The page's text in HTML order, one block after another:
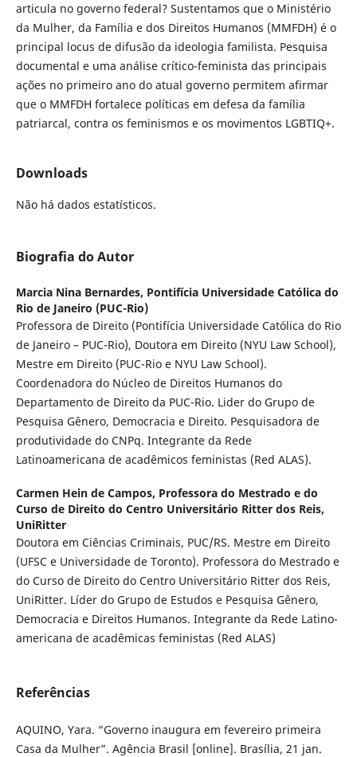
articula no governo federal? Sustentamos que o Ministério
da Mulher, da Família e dos Direitos Humanos (MMFDH) é o
principal locus de difusão da ideologia familista. Pesquisa
documental e uma análise crítico-feminista das principais
ações no primeiro ano do atual governo permitem afirmar
que o MMFDH fortalece políticas em defesa da família
patriarcal, contra os feminismos e os movimentos LGBTIQ+.
Downloads
Não há dados estatísticos.
Biografia do Autor
Marcia Nina Bernardes, Pontifícia Universidade Católica do
Rio de Janeiro (PUC-Rio)
Professora de Direito (Pontifícia Universidade Católica do Rio
de Janeiro – PUC-Rio), Doutora em Direito (NYU Law School),
Mestre em Direito (PUC-Rio e NYU Law School).
Coordenadora do Núcleo de Direitos Humanos do
Departamento de Direito da PUC-Rio. Lider do Grupo de
Pesquisa Gênero, Democracia e Direito. Pesquisadora de
produtividade do CNPq. Integrante da Rede
Latinoamericana de acadêmicos feministas (Red ALAS).
Carmen Hein de Campos, Professora do Mestrado e do
Curso de Direito do Centro Universitário Ritter dos Reis,
UniRitter
Doutora em Ciências Criminais, PUC/RS. Mestre em Direito
(UFSC e Universidade de Toronto). Professora do Mestrado e
do Curso de Direito do Centro Universitário Ritter dos Reis,
UniRitter. Líder do Grupo de Estudos e Pesquisa Gênero,
Democracia e Direitos Humanos. Integrante da Rede Latino-
americana de acadêmicas feministas (Red ALAS)
Referências
AQUINO, Yara. “Governo inaugura em fevereiro primeira
Casa da Mulher”. Agência Brasil [online]. Brasília, 21 jan.